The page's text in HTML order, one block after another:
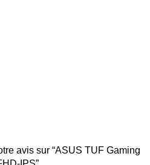
avis sur “ASUS TUF Gaming